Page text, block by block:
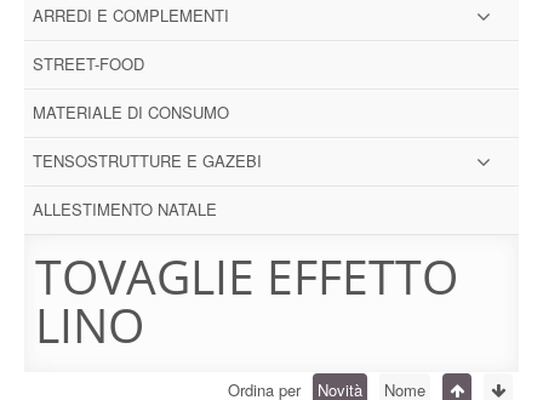
ARREDI E COMPLEMENTI
STREET-FOOD
MATERIALE DI CONSUMO
TENSOSTRUTTURE E GAZEBI
ALLESTIMENTO NATALE
TOVAGLIE EFFETTO
LINO
Ordina per Novità Nome